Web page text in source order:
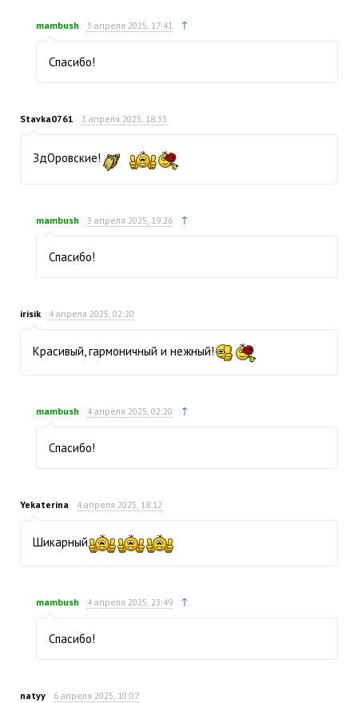
mambush 3 апреля 2025, 17:41 ↑
Спасибо!
Stavka0761 3 апреля 2025, 18:33
ЗдОровские!
mambush 3 апреля 2025, 19:26 ↑
Спасибо!
irisik 4 апреля 2025, 02:20
Красивый, гармоничный и нежный!
mambush 4 апреля 2025, 02:20 ↑
Спасибо!
Yekaterina 4 апреля 2025, 18:12
Шикарный
mambush 4 апреля 2025, 23:49 ↑
Спасибо!
natyy 6 апреля 2025, 10:07